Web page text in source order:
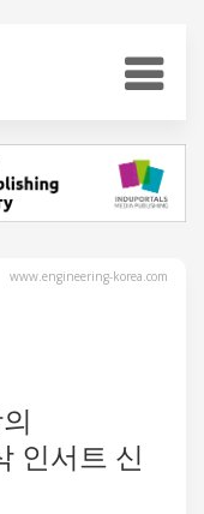
www.engineering-korea.com
인서트 신